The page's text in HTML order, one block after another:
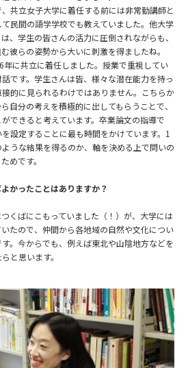
共立女子大学に着任する前には非常勤講師と
民間の語学学校でも教えていました。他大学
、学生の皆さんの活力に圧倒されながらも、
彼らの姿勢から大いに刺激を得ましたね。
年に共立に着任しました。授業で重視してい
です。学生さんは皆、様々な潜在能力を持っ
的に見られるわけではありません。こちらか
自分の考えを積極的に出してもらうことで、
できると考えています。卒業論文の指導で
設定することに最も時間をかけています。1
うな結果を得るのか、軸を決める上で問いの
めです。
かったことはありますか？
くばにこもっていました（！）が、大学には
たので、仲間から各地域の自然や文化につい
。今からでも、例えば東北や山陰地方などを
と思います。